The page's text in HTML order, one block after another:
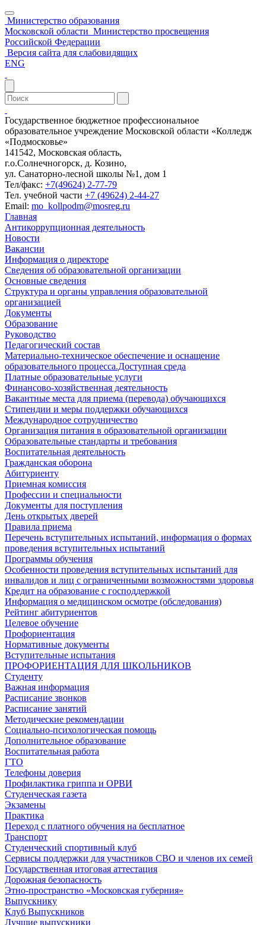
Министерство образования
Московской области Министерство просвещения
Российской Федерации
Версия сайта для слабовидящих
ENG
Государственное бюджетное профессиональное
образовательное учреждение Московской области «Колледж
«Подмосковье»
141542, Московская область,
г.о.Солнечногорск, д. Козино,
ул. Санаторно-лесной школы №1, дом 1
Тел/факс: +7(49624) 2-77-79
Тел. учебной части +7 (49624) 2-44-27
Email: mo_kollpodm@mosreg.ru
Главная
Антикоррупционная деятельность
Новости
Вакансии
Информация о директоре
Сведения об образовательной организации
Основные сведения
Структура и органы управления образовательной
организацией
Документы
Образование
Руководство
Педагогический состав
Материально-техническое обеспечение и оснащение
образовательного процесса.Доступная среда
Платные образовательные услуги
Финансово-хозяйственная деятельность
Вакантные места для приема (перевода) обучающихся
Стипендии и меры поддержки обучающихся
Международное сотрудничество
Организация питания в образовательной организации
Образовательные стандарты и требования
Воспитательная деятельность
Гражданская оборона
Абитуриенту
Приемная комиссия
Профессии и специальности
Документы для поступления
День открытых дверей
Правила приема
Перечень вступительных испытаний, информация о формах
проведения вступительных испытаний
Программы обучения
Особенности проведения вступительных испытаний для
инвалидов и лиц с ограниченными возможностями здоровья
Кредит на образование с господдержкой
Информация о медицинском осмотре (обследования)
Рейтинг абитуриентов
Целевое обучение
Профориентация
Нормативные документы
Вступительные испытания
ПРОФОРИЕНТАЦИЯ ДЛЯ ШКОЛЬНИКОВ
Студенту
Важная информация
Расписание звонков
Расписание занятий
Методические рекомендации
Социально-психологическая помощь
Дополнительное образование
Воспитательная работа
ГТО
Телефоны доверия
Профилактика гриппа и ОРВИ
Cтуденческая газета
Экзамены
Практика
Переход с платного обучения на бесплатное
Транспорт
Студенческий спортивный клуб
Сервисы поддержки для участников СВО и членов их семей
Государственная итоговая аттестация
Дорожная безопасность
Этно-пространство «Московская губерния»
Выпускнику
Клуб Выпускников
Лучшие выпускники